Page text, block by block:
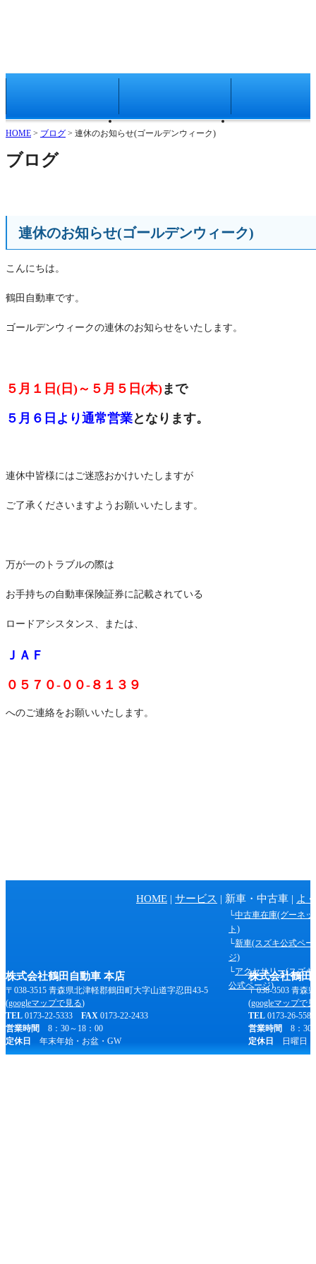
幸せ家族に寄り添う車を。
HOME サービス
新車・中古車
HOME > ブログ > 連休のお知らせ(ゴールデンウィーク)
ブログ
連休のお知らせ(ゴールデンウィーク)
こんにちは。
鶴田自動車です。
ゴールデンウィークの連休のお知らせをいたします。
５月１日(日)～５月５日(木)まで
５月６日より通常営業となります。
連休中皆様にはご迷惑おかけいたしますが
ご了承くださいますようお願いいたします。
万が一のトラブルの際は
お手持ちの自動車保険証券に記載されている
ロードアシスタンス、または、
ＪＡＦ
０５７０-００-８１３９
へのご連絡をお願いいたします。
通
情
報
HOME サービス 新車・中古車
中古車在庫(グーネッ
ト)
新車(スズキ公式ペー
ジ)
アクセサリー(スズキ
公式ページ)
よ
株式会社鶴田自動車 本店
〒038-3515 青森県北津軽郡鶴田町大字山道字忍田43-5
(googleマップで見る)
TEL 0173-22-5333 FAX 0173-22-2433
営業時間 8：30～18：00
定休日
年末年始・お盆・GW
株式会社鶴田
〒038-3503 青森
(googleマップで
TEL 0173-26-
営業時間 8：30
定休日
日曜日